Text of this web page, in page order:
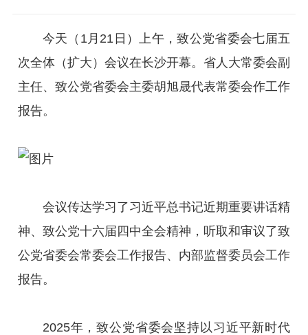
今天（1月21日）上午，致公党省委会七届五
次全体（扩大）会议在长沙开幕。省人大常委会副
主任、致公党省委会主委胡旭晟代表常委会作工作
报告。
会议传达学习了习近平总书记近期重要讲话精
神、致公党十六届四中全会精神，听取和审议了致
公党省委会常委会工作报告、内部监督委员会工作
报告。
2025年，致公党省委会坚持以习近平新时代